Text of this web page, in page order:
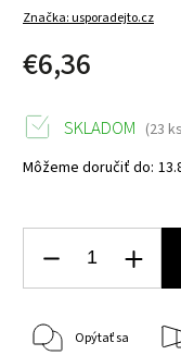
Značka:usporadejto.cz
€6,36
SKLADOM (23
Môžeme doručiť do:
Opýtať sa